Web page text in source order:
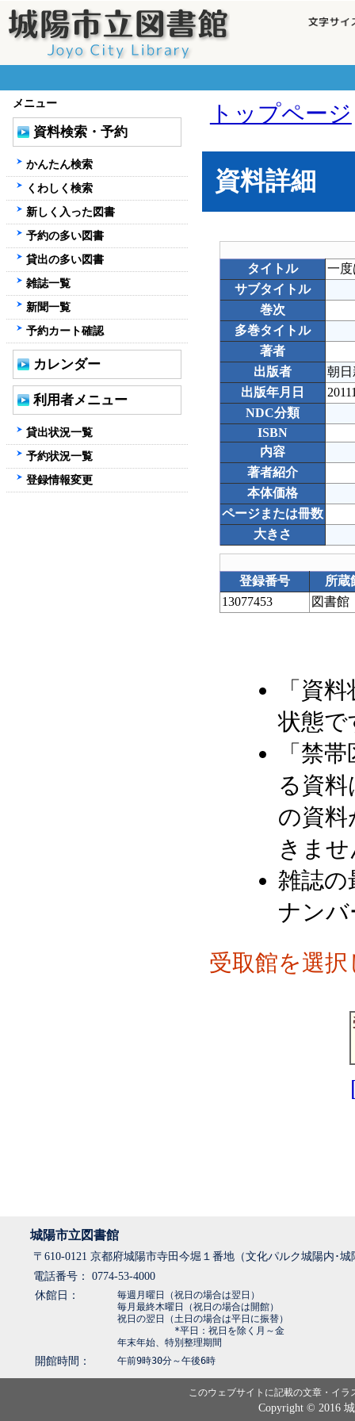
トップページ
資料詳細
タイトル
一
サブタイトル
巻次
多巻タイトル
著者
出版者
朝
出版年月日
NDC分類
ISBN
内容
著者紹介
本体価格
ページまたは冊数
大きさ
登録番号
所蔵
13077453
図書館
「資
状態で
「禁
る資
の資料
きま
雑誌の
ナン
受取館を選
メニュー
資料検索・予約
かんたん検索
くわしく検索
新しく入った図書
予約の多い図書
貸出の多い図書
雑誌一覧
新聞一覧
予約カート確認
カレンダー
利用者メニュー
貸出状況一覧
予約状況一覧
登録情報変更
城陽市立図書館
〒610-0121 京都府城陽市寺田今堀１番地（文化パルク城陽内･
電話番号： 0774-53-4000
休館日：
毎週月曜日（祝日の場合は翌日）
毎月最終木曜日（祝日の場合は開館）
祝日の翌日（土日の場合は平日に振替）
*平日：祝日を除く月～金
年末年始、特別整理期間
開館時間： 午前9時30分～午後6時
このウェブサイトに記載の文章・イ
Copyright © 2016